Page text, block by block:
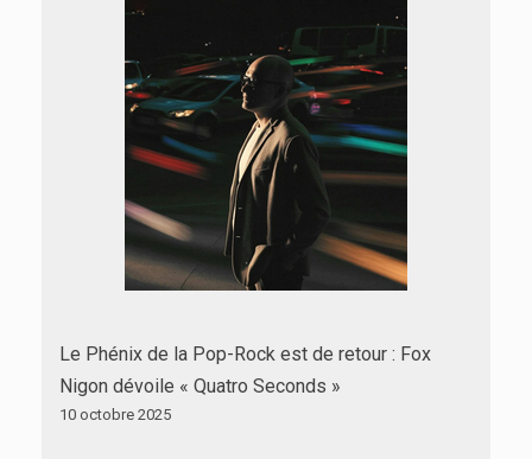
Le Phénix de la Pop-Rock est de retour : Fox
Nigon dévoile « Quatro Seconds »
10 octobre 2025